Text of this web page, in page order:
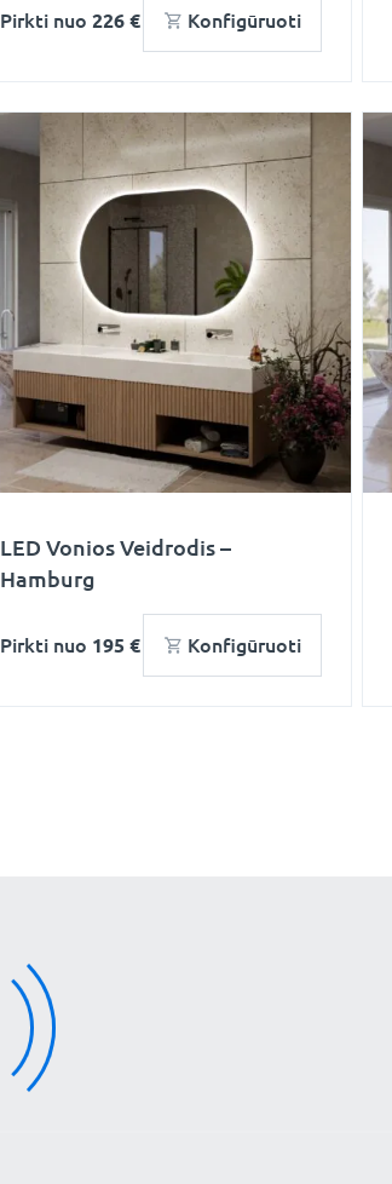
Pirkti nuo 226 € Konfigūruoti
LED Vonios Veidrodis –
Hamburg
Pirkti nuo 195 € Konfigūruoti